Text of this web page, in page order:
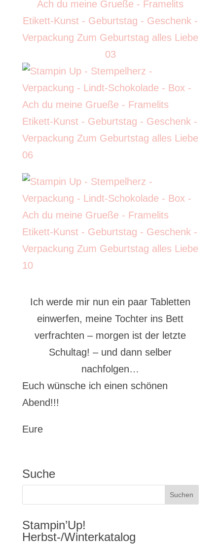
Ich werde mir nun ein paar Tabletten
einwerfen, meine Tochter ins Bett
verfrachten – morgen ist der letzte
Schultag! – und dann selber
nachfolgen…
Euch wünsche ich einen schönen
Abend!!!
Eure
Suche
Stampin’Up!
Herbst-/Winterkatalog